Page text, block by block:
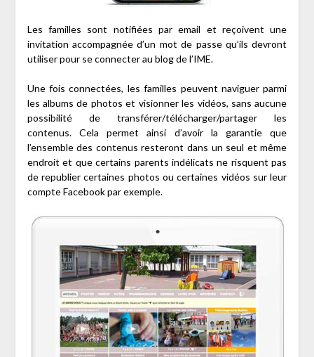
Les familles sont notifiées par email et reçoivent une
invitation accompagnée d’un mot de passe qu’ils devront
utiliser pour se connecter au blog de l’IME.
Une fois connectées, les familles peuvent naviguer parmi
les albums de photos et visionner les vidéos, sans aucune
possibilité de transférer/télécharger/partager les
contenus. Cela permet ainsi d’avoir la garantie que
l’ensemble des contenus resteront dans un seul et même
endroit et que certains parents indélicats ne risquent pas
de republier certaines photos ou certaines vidéos sur leur
compte Facebook par exemple.